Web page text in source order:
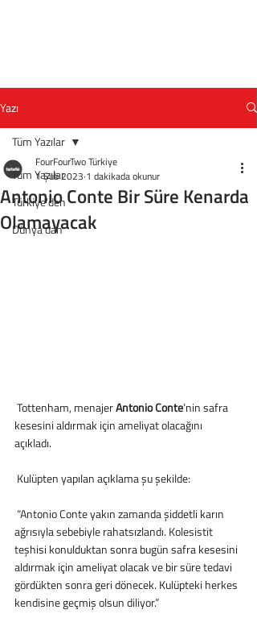
Yazı
Tüm Yazılar
Türkiye'den
Dünya'dan
Tüm Yazılar
Antonio Conte Bir Süre Kenarda
Olamayacak
FourFourTwo Türkiye
1 Şub 2023 1 dakikada okunur
Tottenham, menajer Antonio Conte’nin safra
kesesini aldırmak için ameliyat olacağını
açıkladı.
Kulüpten yapılan açıklama şu şekilde:
ağrısıyla sebebiyle rahatsızlandı. Kolesistit
teşhisi konulduktan sonra bugün safra kesesini
aldırmak için ameliyat olacak ve bir süre tedavi
gördükten sonra geri dönecek. Kulüpteki herkes
kendisine geçmiş olsun diliyor.”